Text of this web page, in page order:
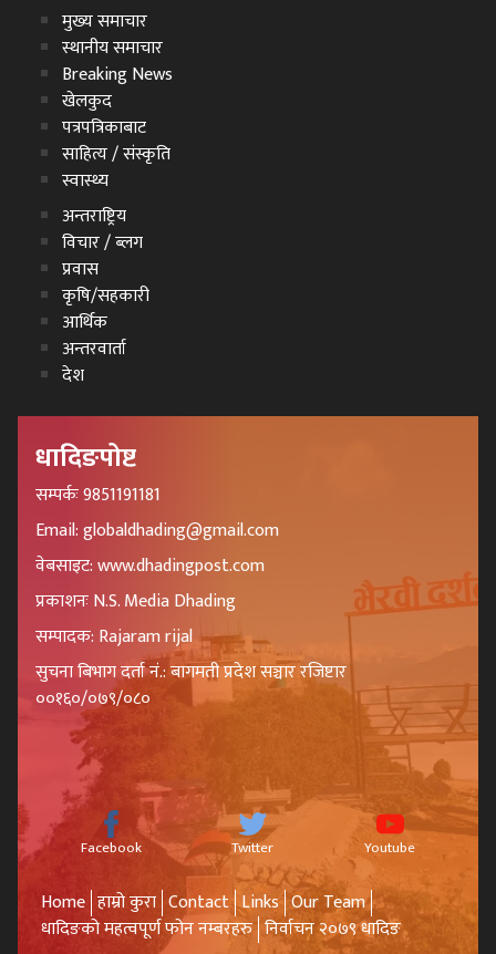
मुख्य समाचार
स्थानीय समाचार
Breaking News
खेलकुद
पत्रपत्रिकाबाट
साहित्य / संस्कृति
स्वास्थ्य
अन्तराष्ट्रिय
विचार / ब्लग
प्रवास
कृषि/सहकारी
आर्थिक
अन्तरवार्ता
देश
धादिङपोष्ट
सम्पर्कः 9851191181
Email: globaldhading@gmail.com
वेबसाइट: www.dhadingpost.com
प्रकाशनः N.S. Media Dhading
सम्पादक: Rajaram rijal
सुचना बिभाग दर्ता नं.: बागमती प्रदेश सञ्चार रजिष्टार
००१६०/०७९/०८०
Facebook Twitter Youtube
Home हाम्रो कुरा Contact Links Our Team
धादिङको महत्वपूर्ण फोन नम्बरहरु निर्वाचन २०७९ धादिङ